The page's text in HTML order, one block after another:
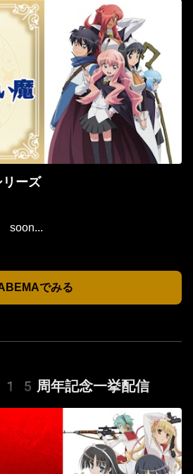
リーズ
soon...
でみる
15周年記念一挙配信